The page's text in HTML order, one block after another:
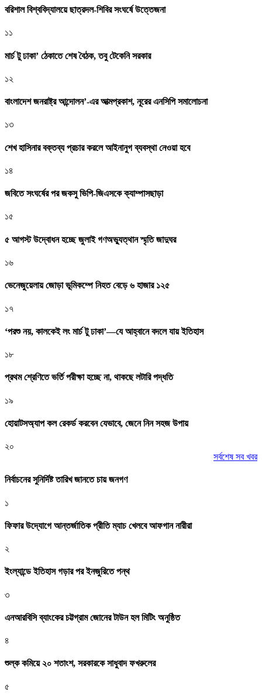
বরিশাল বিশ্ববিদ্যালয়ে ছাত্রদল-শিবির সংঘর্ষে উত্তেজনা
১১
মার্চ টু ঢাকা’ ঠেকাতে শেষ বৈঠক, তবু টেকেনি সরকার
১২
বাংলাদেশ জনরাষ্ট্র আন্দোলন’-এর আত্মপ্রকাশ, নূরের এনসিপি সমালোচনা
১৩
শেখ হাসিনার বক্তব্য প্রচার করলে আইনানুগ ব্যবস্থা নেওয়া হবে
১৪
জবিতে সংঘর্ষের পর জকসু ভিপি-জিএসকে ক্যাম্পাসছাড়া
১৫
৫ আগস্ট উদ্বোধন হচ্ছে জুলাই গণঅভ্যুত্থান স্মৃতি জাদুঘর
১৬
ভেনেজুয়েলায় জোড়া ভূমিকম্পে নিহত বেড়ে ৬ হাজার ১২৫
১৭
‘পরশু নয়, কালকেই লং মার্চ টু ঢাকা’—যে আহ্বানে বদলে যায় ইতিহাস
১৮
প্রথম শ্রেণিতে ভর্তি পরীক্ষা হচ্ছে না, থাকছে লটারি পদ্ধতি
১৯
হোয়াটসঅ্যাপ কল রেকর্ড করবেন যেভাবে, জেনে নিন সহজ উপায়
২০
সর্বশেষ সব খবর
নির্বাচনের সুনির্দিষ্ট তারিখ জানতে চায় জনগণ
১
ফিফার উদ্যোগে আন্তর্জাতিক প্রীতি ম্যাচ খেলবে আফগান নারীরা
২
ইংল্যান্ডে ইতিহাস গড়ার পর ইনজুরিতে পন্থ
৩
এনআরবিসি ব্যাংকের চট্টগ্রাম জোনের টাউন হল মিটিং অনুষ্ঠিত
৪
শুল্ক কমিয়ে ২০ শতাংশ, সরকারকে সাধুবাদ ফখরুলের
৫